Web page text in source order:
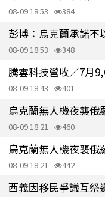
08-09 18:53 384
08-09 18:53 348
08-09 18:43 401
烏克蘭無人機夜襲
08-09 18:21 460
烏克蘭無人機夜襲
08-09 18:21 442
西義因移民爭議互